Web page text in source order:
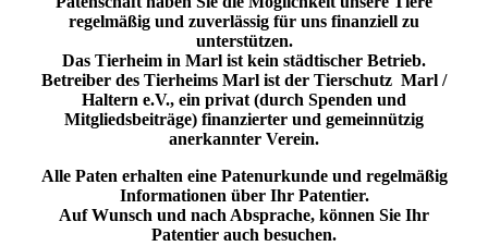
regelmäßig und zuverlässig für uns finanziell zu
unterstützen.
Das Tierheim in Marl ist kein städtischer Betrieb.
Betreiber des Tierheims Marl ist der Tierschutz Marl /
Haltern e.V., ein privat (durch Spenden und
Mitgliedsbeiträge) finanzierter und gemeinnützig
anerkannter Verein.
Alle Paten erhalten eine Patenurkunde und regelmäßig
Informationen über Ihr Patentier.
Auf Wunsch und nach Absprache, können Sie Ihr
Patentier auch besuchen.